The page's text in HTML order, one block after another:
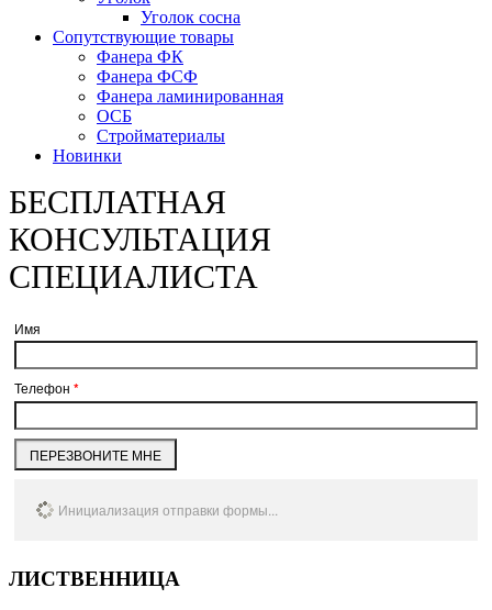
Уголок сосна
Сопутствующие товары
Фанера ФК
Фанера ФСФ
Фанера ламинированная
ОСБ
Стройматериалы
Новинки
БЕСПЛАТНАЯ
КОНСУЛЬТАЦИЯ
СПЕЦИАЛИСТА
Имя
Телефон *
ПЕРЕЗВОНИТЕ МНЕ
Инициализация отправки формы...
ЛИСТВЕННИЦА